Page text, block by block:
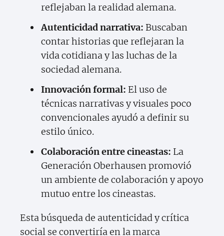
reflejaban la realidad alemana.
Autenticidad narrativa: Buscaban
contar historias que reflejaran la
vida cotidiana y las luchas de la
sociedad alemana.
Innovación formal: El uso de
técnicas narrativas y visuales poco
convencionales ayudó a definir su
estilo único.
Colaboración entre cineastas: La
Generación Oberhausen promovió
un ambiente de colaboración y apoyo
mutuo entre los cineastas.
Esta búsqueda de autenticidad y crítica
social se convertiría en la marca